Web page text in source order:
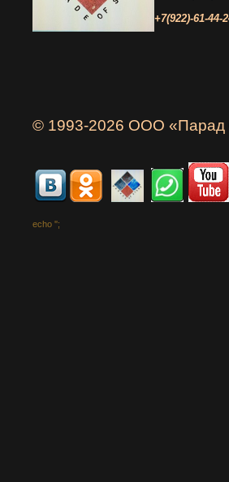
+7(922)-61-44-
© 1993-2026 ООО «Парад
echo '';